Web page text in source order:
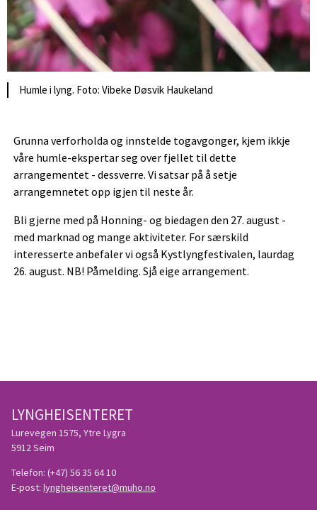
Humle i lyng. Foto: Vibeke Døsvik Haukeland
Grunna verforholda og innstelde togavgonger, kjem ikkje
våre humle-ekspertar seg over fjellet til dette
arrangementet - dessverre. Vi satsar på å setje
arrangemnetet opp igjen til neste år.
Bli gjerne med på Honning- og biedagen den 27. august -
med marknad og mange aktiviteter. For særskild
interesserte anbefaler vi også Kystlyngfestivalen, laurdag
26. august. NB! Påmelding. Sjå eige arrangement.
LYNGHEISENTERET
Lurevegen 1575, Ytre Lygra
5912 Seim
Telefon: (+47) 56 35 64 10
E-post: lyngheisenteret@muho.no